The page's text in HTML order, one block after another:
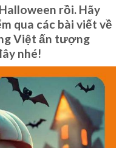
rồi. Hãy
qua các bài viết về
Việt ấn tượng
nhé!